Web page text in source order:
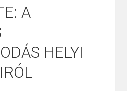
A
HELYI